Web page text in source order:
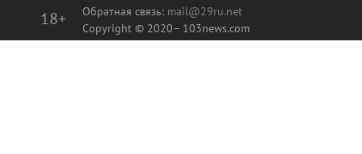
18+ Обратная связь: mail@29ru.net
Copyright © 2020– 103news.com